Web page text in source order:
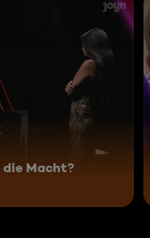
Macht?